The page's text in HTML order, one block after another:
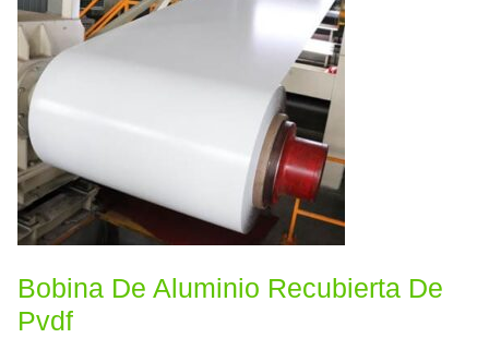
Bobina De Aluminio Recubierta De
Pvdf